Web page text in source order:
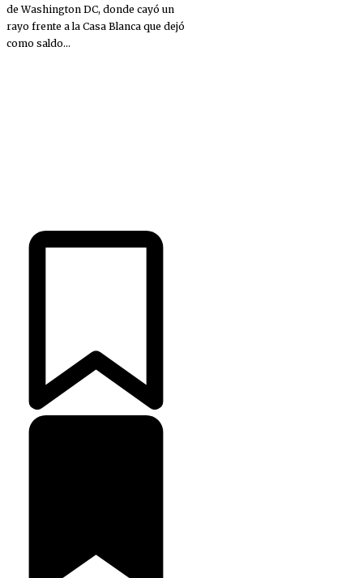
de Washington DC, donde cayó un
rayo frente a la Casa Blanca que dejó
como saldo...